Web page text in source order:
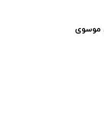
موسوی